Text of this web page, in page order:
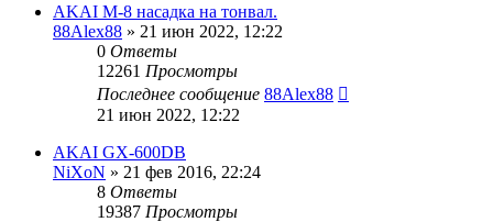
AKAI M-8 насадка на тонвал.
88Alex88 » 21 июн 2022, 12:22
0 Ответы
12261 Просмотры
Последнее сообщение 88Alex88
21 июн 2022, 12:22
AKAI GX-600DB
NiXoN » 21 фев 2016, 22:24
8 Ответы
19387 Просмотры